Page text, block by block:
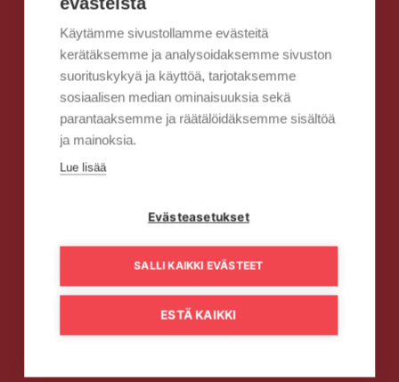
Käytämme sivustollamme evästeitä
kerätäksemme ja analysoidaksemme sivuston
suorituskykyä ja käyttöä, tarjotaksemme
sosiaalisen median ominaisuuksia sekä
parantaaksemme ja räätälöidäksemme sisältöä
ja mainoksia.
Lue lisää
Evästeasetukset
SALLI KAIKKI EVÄSTEET
ESTÄ KAIKKI